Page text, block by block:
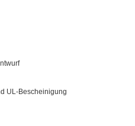
UL-Bescheinigung